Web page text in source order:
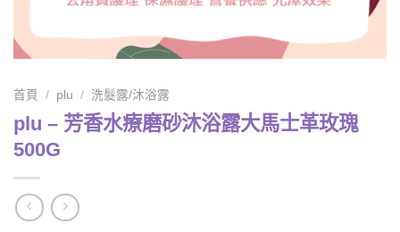
首頁 / plu / 洗髮露/沐浴露
plu – 芳香水療磨砂沐浴露大馬士革玫瑰
500G